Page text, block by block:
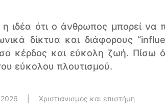
ιδέα ότι ο άνθρωπος μπορεί να
δίκτυα και διάφορους
κέρδος και εύκολη ζωή. Πίσω
εύκολου πλουτισμού.
Χριστιανισμός και επιστήμη